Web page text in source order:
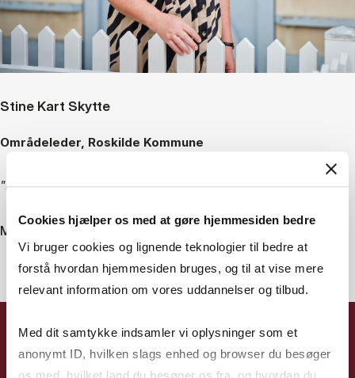
Cookies hjælper os med at gøre hjemmesiden bedre
Vi bruger cookies og lignende teknologier til bedre at
forstå hvordan hjemmesiden bruges, og til at vise mere
relevant information om vores uddannelser og tilbud.
Med dit samtykke indsamler vi oplysninger som et
anonymt ID, hvilken slags enhed og browser du besøger
os med, hvilket land du besøger os fra, og hvordan du
Stine Kart Skytte
Områdeleder, Roskilde Kommune
"I dag er jeg en mere reflekteret leder"
Mød Stine